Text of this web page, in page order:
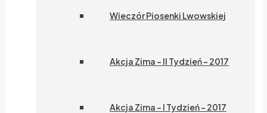
Wieczór Piosenki Lwowskiej
Akcja Zima – II Tydzień – 2017
Akcja Zima – I Tydzień – 2017